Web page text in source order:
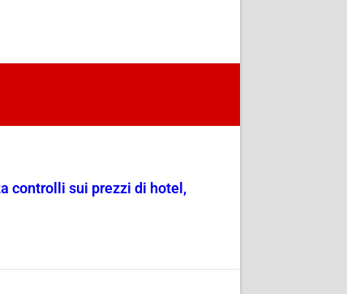
controlli sui prezzi di hotel,